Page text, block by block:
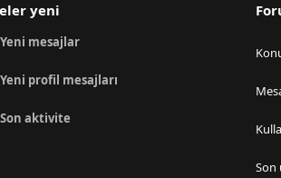
yeni
Yeni mesajlar
Yeni profil mesajları
Son aktivite
Son